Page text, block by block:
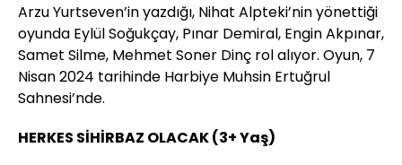
Arzu Yurtseven’in yazdığı, Nihat Alpteki’nin yönettiği
oyunda Eylül Soğukçay, Pınar Demiral, Engin Akpınar,
Samet Silme, Mehmet Soner Dinç rol alıyor. Oyun, 7
Nisan 2024 tarihinde Harbiye Muhsin Ertuğrul
Sahnesi’nde.
HERKES SİHİRBAZ OLACAK (3+ Yaş)